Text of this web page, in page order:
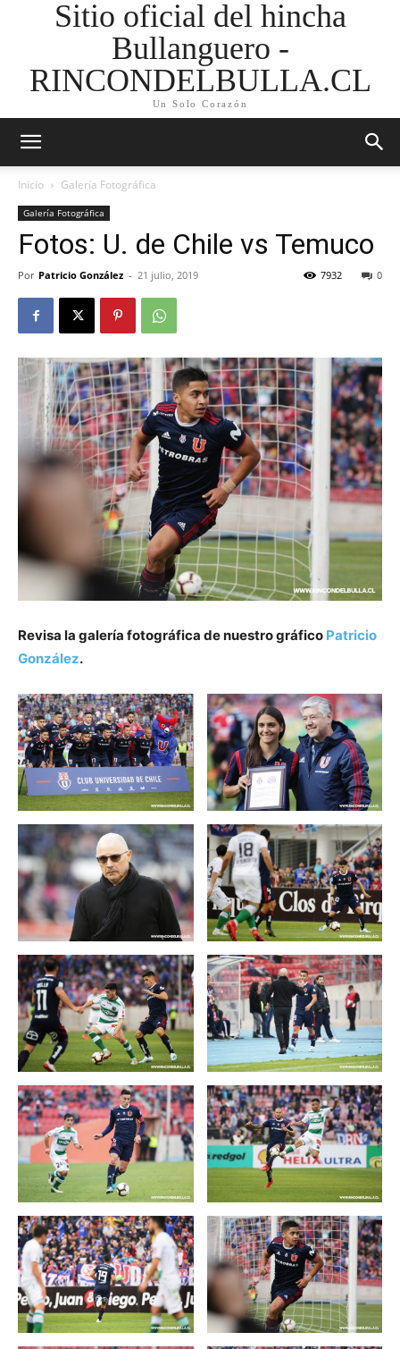
Sitio oficial del hincha
Bullanguero -
RINCONDELBULLA.CL
Un Solo Corazón
Inicio Galería Fotográfica
Galería Fotográfica
Fotos: U. de Chile vs Temuco
Por Patricio González - 21 julio, 2019 0
7932
Revisa la galería fotográfica de nuestro gráfico Patricio
González.